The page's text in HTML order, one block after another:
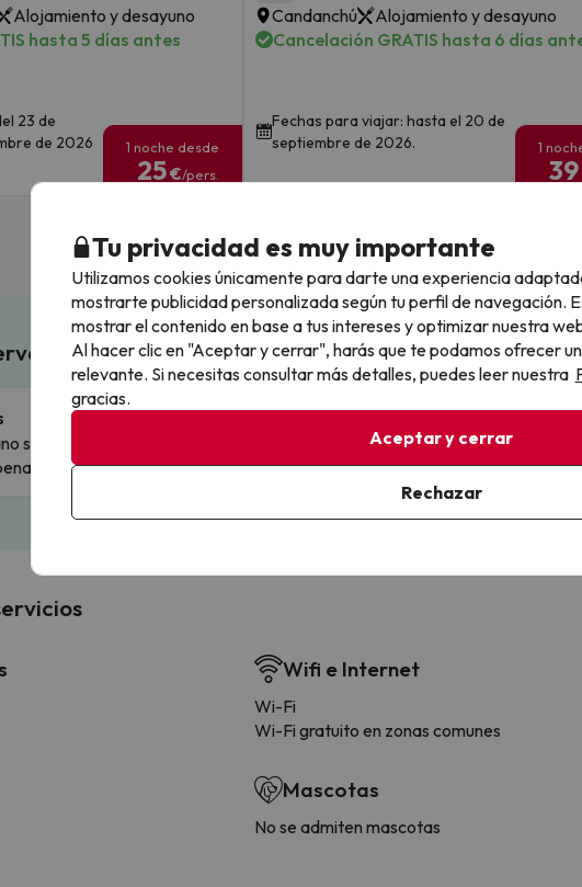
Alojamiento y desayuno
hasta 5 días antes
23 de
de 2026
1 noche desde
25€/pers.
Candanchú
Alojamiento y desayuno
Cancelación GRATIS hasta 6 días
Fechas para viajar: hasta el 20 de
septiembre de 2026.
1
39
en Buscounchollo
solo los
Cancela sin complicaciones
Cambios y cancelaciones con total
flexibilidad.
Paga a tu
Fracciona o
Reserva
Wifi e Internet
Wi-Fi
Wi-Fi gratuito en zonas comunes
Mascotas
No se admiten mascotas
Tu privacidad es muy importante
Utilizamos cookies únicamente para darte una experiencia
mostrarte publicidad personalizada según tu perfil de navegación.
mostrar el contenido en base a tus intereses y optimizar nuestra
Al hacer clic en "Aceptar y cerrar", harás que te podamos ofrecer
relevante. Si necesitas consultar más detalles, puedes leer nuestra
gracias.
Aceptar y cerrar
Rechazar